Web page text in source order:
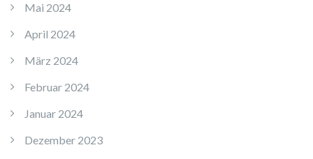
Mai 2024
April 2024
März 2024
Februar 2024
Januar 2024
Dezember 2023